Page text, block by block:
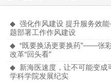
◆ 强化作风建设 提升服务效
题部署工作作风建设
◆ “既要换汤更要换药”——张
改革“回头看”
◆ 新海医速度，让不可能变
学科学院发展纪实